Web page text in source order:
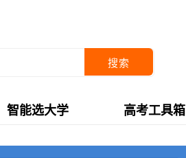
搜索
智能选大学 高考工具箱